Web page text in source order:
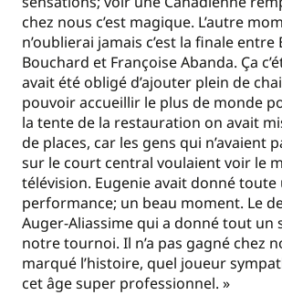
chez nous c’est magique. L’autre
n’oublierai jamais c’est la finale entre
Bouchard et Françoise Abanda. Ça
avait été obligé d’ajouter plein de
pouvoir accueillir le plus de monde
la tente de la restauration on avait
de places, car les gens qui n’avaient
sur le court central voulaient voir le
télévision. Eugenie avait donné toute
performance; un beau moment. Le
Auger-Aliassime qui a donné tout un
notre tournoi. Il n’a pas gagné chez
marqué l’histoire, quel joueur
cet âge super professionnel. »